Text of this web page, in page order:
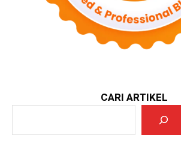
CARI ARTIKEL